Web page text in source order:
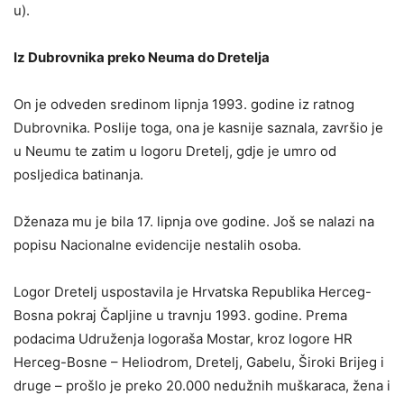
u).
Iz Dubrovnika preko Neuma do Dretelja
On je odveden sredinom lipnja 1993. godine iz ratnog
Dubrovnika. Poslije toga, ona je kasnije saznala, završio je
u Neumu te zatim u logoru Dretelj, gdje je umro od
posljedica batinanja.
Dženaza mu je bila 17. lipnja ove godine. Još se nalazi na
popisu Nacionalne evidencije nestalih osoba.
Logor Dretelj uspostavila je Hrvatska Republika Herceg-
Bosna pokraj Čapljine u travnju 1993. godine. Prema
podacima Udruženja logoraša Mostar, kroz logore HR
Herceg-Bosne – Heliodrom, Dretelj, Gabelu, Široki Brijeg i
druge – prošlo je preko 20.000 nedužnih muškaraca, žena i